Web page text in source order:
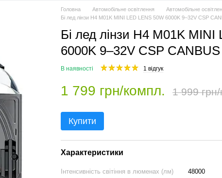
Головна Автомобільне освітлення
Автомобільне
Бі лед лінзи H4 M01K MINI LED LENS 50W 6000K 9–32V CSP
Бі лед лінзи H4 M01K
6000K 9–32V CSP CANBUS
В наявності 1 відгук
1 799 грн/компл. 1 999
Купити
Характеристики
Інтенсивність світіння в люменах (лм)
48000